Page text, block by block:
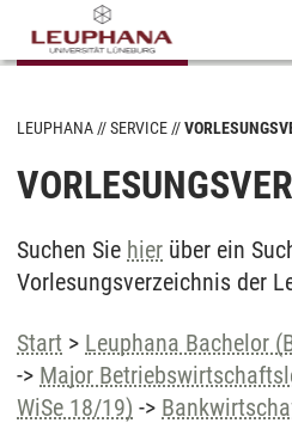
LEUPHANA SERVICE
Suchen Sie hier über ein
Vorlesungsverzeichnis der
Start > Leuphana Bachelor
-> Major
WiSe 18/19) ->